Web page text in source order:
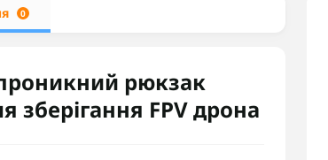
0
рюкзак
зберігання FPV дрона